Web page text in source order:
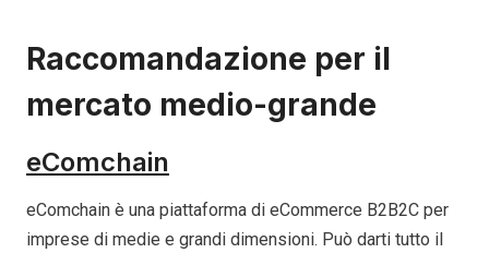
Raccomandazione per il
mercato medio-grande
eComchain
eComchain è una piattaforma di eCommerce B2B2C per
imprese di medie e grandi dimensioni. Può darti tutto il